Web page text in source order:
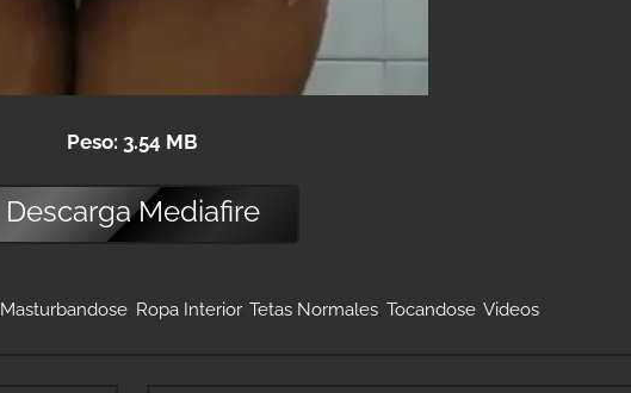
Peso: 3.54 MB
DescargaMediafire
Masturbandose, Ropa Interior, Tetas Normales, Tocandose, Videos